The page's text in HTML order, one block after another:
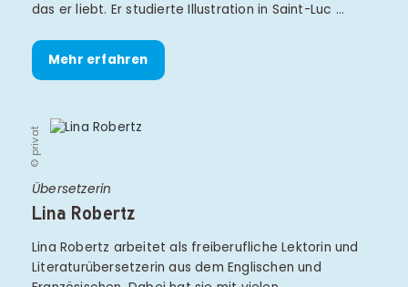
das er liebt. Er studierte Illustration in Saint-Luc …
Mehr erfahren
© privat
Übersetzerin
Lina Robertz
Lina Robertz arbeitet als freiberufliche Lektorin und
Literaturübersetzerin aus dem Englischen und